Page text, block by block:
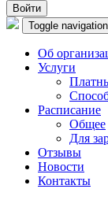
Войти
Toggle navigation
Об
Услуги
Расписание
Общее
Для
Отзывы
Новости
Контакты